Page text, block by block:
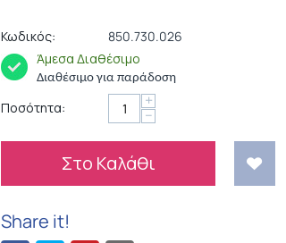
Κωδικός:
850.730.026
Άμεσα Διαθέσιμο
Διαθέσιμο για παράδοση
Ποσότητα: +
−
Στο Καλάθι
Share it!